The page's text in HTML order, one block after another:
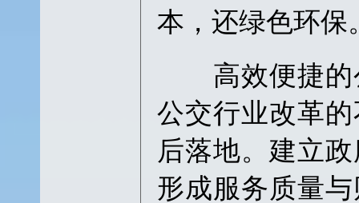
本，还绿色环保
高效便捷的
公交行业改革
后落地。建立
形成服务质量